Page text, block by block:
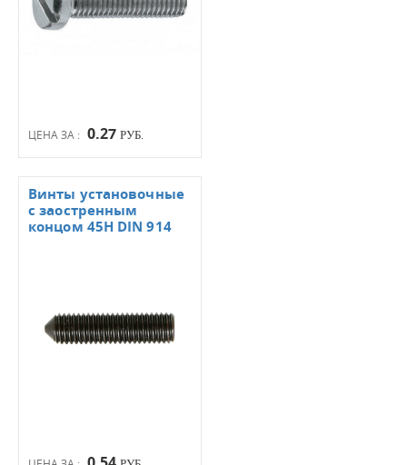
ЦЕНА ЗА : 0.27 РУБ.
Винты установочные
с заостренным
концом 45Н DIN 914